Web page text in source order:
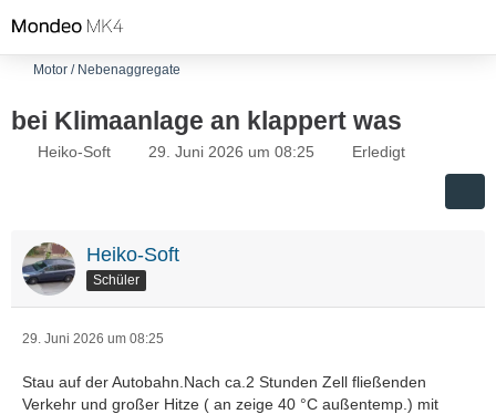
Motor / Nebenaggregate
bei Klimaanlage an klappert was
Heiko-Soft 29. Juni 2026 um 08:25 Erledigt
Heiko-Soft
Schüler
29. Juni 2026 um 08:25
Stau auf der Autobahn.Nach ca.2 Stunden Zell fließenden
Verkehr und großer Hitze ( an zeige 40 °C außentemp.) mit